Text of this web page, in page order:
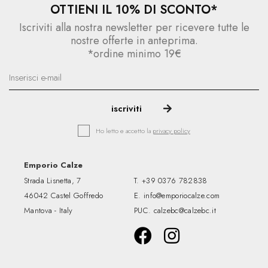
OTTIENI IL 10% DI SCONTO*
Iscriviti alla nostra newsletter per ricevere tutte le
nostre offerte in anteprima.
*ordine minimo 19€
Ho letto e accetto la privacy policy
Emporio Calze
Strada Lisnetta, 7
46042 Castel Goffredo
Mantova - Italy
T. +39 0376 782838
E. info@emporiocalze.com
PUC. calzebc@calzebc.it